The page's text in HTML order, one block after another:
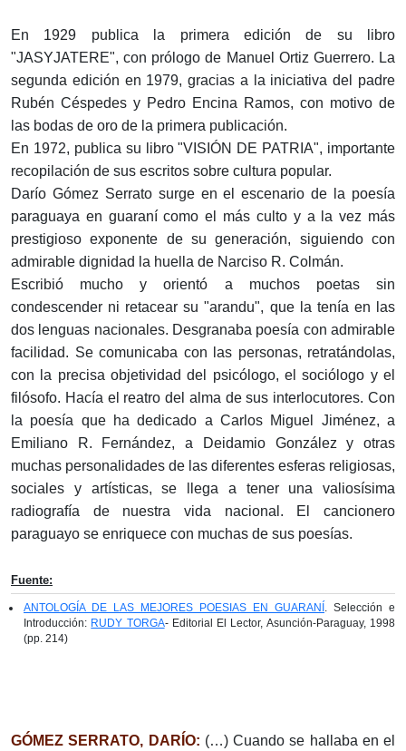
En 1929 publica la primera edición de su libro
"JASYJATERE", con prólogo de Manuel Ortiz Guerrero. La
segunda edición en 1979, gracias a la iniciativa del padre
Rubén Céspedes y Pedro Encina Ramos, con motivo de
las bodas de oro de la primera publicación.
En 1972, publica su libro "VISIÓN DE PATRIA", importante
recopilación de sus escritos sobre cultura popular.
Darío Gómez Serrato surge en el escenario de la poesía
paraguaya en guaraní como el más culto y a la vez más
prestigioso exponente de su generación, siguiendo con
admirable dignidad la huella de Narciso R. Colmán.
Escribió mucho y orientó a muchos poetas sin
condescender ni retacear su "arandu", que la tenía en las
dos lenguas nacionales. Desgranaba poesía con admirable
facilidad. Se comunicaba con las personas, retratándolas,
con la precisa objetividad del psicólogo, el sociólogo y el
filósofo. Hacía el reatro del alma de sus interlocutores. Con
la poesía que ha dedicado a Carlos Miguel Jiménez, a
Emiliano R. Fernández, a Deidamio González y otras
muchas personalidades de las diferentes esferas religiosas,
sociales y artísticas, se llega a tener una valiosísima
radiografía de nuestra vida nacional. El cancionero
paraguayo se enriquece con muchas de sus poesías.
Fuente:
ANTOLOGÍA DE LAS MEJORES POESIAS EN GUARANÍ . Selección e
Introducción: RUDY TORGA- Editorial El Lector, Asunción-Paraguay, 1998
(pp. 214)
GÓMEZ SERRATO, DARÍO: (…) Cuando se hallaba en el